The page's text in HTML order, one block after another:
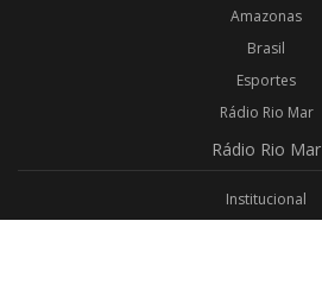
Amazonas
Brasil
Esportes
Rádio Rio Mar
Rádio Rio Mar
Institucional